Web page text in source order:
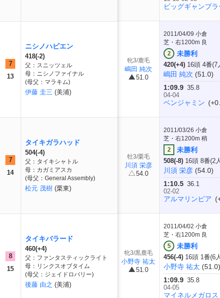
7
13
ニシノハピエン
418(-2)
父：スニッツェル
母：ニシノファイナル
(母父：マラキム)
伊藤 圭三 (美浦)
7
14
タイキガラハッド
504(-4)
父：タイキシャトル
母：カガミアスカ
(母父：General Assembly)
松元 茂樹 (栗東)
8
15
タイキバラード
460(+4)
父：ファンタスティックライト
母：リンクスオブタイム
(母父：ジェイドロバリー)
後藤 由之 (美浦)
ビッグギャンブラ
牝3/鹿毛
嶋田 純次
51.0
2011/04/09 小倉
芝・右1200m 良
2
未勝利
420(+4) 16頭 4番(7
嶋田 純次 (51.0)
1:09.9 35.8
04-04
ベンジャミン
牡3/栗毛
川須 栄彦
54.0
2011/03/26 小倉
芝・右1200m 稍
2
未勝利
508(-8) 16頭 8番(2
川須 栄彦 (54.0)
1:10.5 36.1
02-02
アルマリンピア
牝3/黒鹿毛
小野寺 祐太
51.0
2011/04/02 小倉
芝・右1200m 良
5
未勝利
456(-4) 16頭 1番(6
小野寺 祐太 (51.0)
1:09.9 35.8
04-05
マイネルメガロス